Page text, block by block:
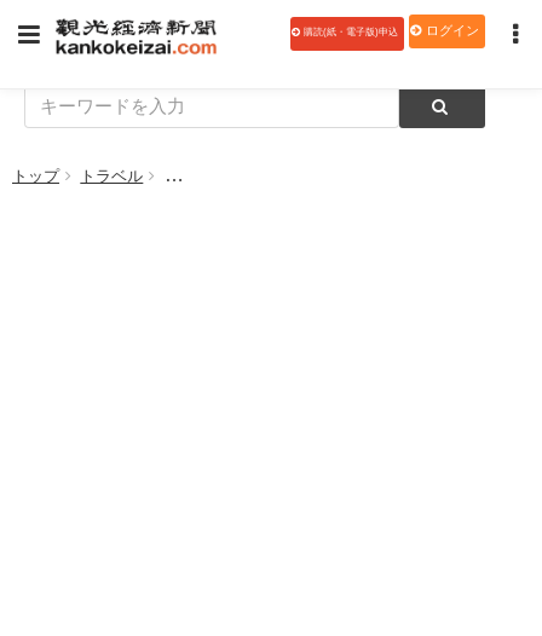
購読(紙・電子版)申込 ログイン
トップ トラベル ＪＲ九州、クルーズトレイン「ななつ星in九州」の